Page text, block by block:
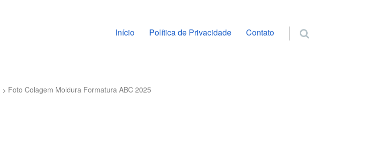
Pular para o conteúdo
Início Política de Privacidade Contato
Foto Colagem Moldura Formatura ABC 2025